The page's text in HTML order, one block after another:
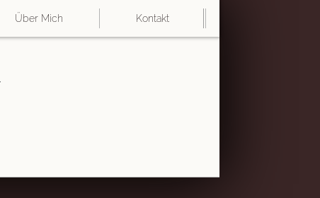
Über Mich Kontakt